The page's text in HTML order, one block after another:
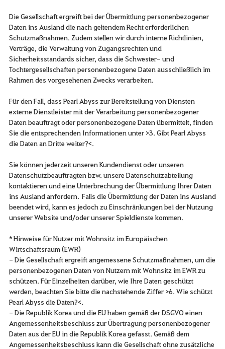
Die Gesellschaft ergreift bei der Übermittlung personenbezogener
Daten ins Ausland die nach geltendem Recht erforderlichen
Schutzmaßnahmen. Zudem stellen wir durch interne Richtlinien,
Verträge, die Verwaltung von Zugangsrechten und
Sicherheitsstandards sicher, dass die Schwester- und
Tochtergesellschaften personenbezogene Daten ausschließlich im
Rahmen des vorgesehenen Zwecks verarbeiten.
Für den Fall, dass Pearl Abyss zur Bereitstellung von Diensten
externe Dienstleister mit der Verarbeitung personenbezogener
Daten beauftragt oder personenbezogene Daten übermittelt, finden
Sie die entsprechenden Informationen unter >3. Gibt Pearl Abyss
die Daten an Dritte weiter?<.
Sie können jederzeit unseren Kundendienst oder unseren
Datenschutzbeauftragten bzw. unsere Datenschutzabteilung
kontaktieren und eine Unterbrechung der Übermittlung Ihrer Daten
ins Ausland anfordern. Falls die Übermittlung der Daten ins Ausland
beendet wird, kann es jedoch zu Einschränkungen bei der Nutzung
unserer Website und/oder unserer Spieldienste kommen.
* Hinweise für Nutzer mit Wohnsitz im Europäischen
Wirtschaftsraum (EWR)
- Die Gesellschaft ergreift angemessene Schutzmaßnahmen, um die
personenbezogenen Daten von Nutzern mit Wohnsitz im EWR zu
schützen. Für Einzelheiten darüber, wie Ihre Daten geschützt
werden, beachten Sie bitte die nachstehende Ziffer >6. Wie schützt
Pearl Abyss die Daten?<.
- Die Republik Korea und die EU haben gemäß der DSGVO einen
Angemessenheitsbeschluss zur Übertragung personenbezogener
Daten aus der EU in die Republik Korea gefasst. Gemäß dem
Angemessenheitsbeschluss kann die Gesellschaft ohne zusätzliche